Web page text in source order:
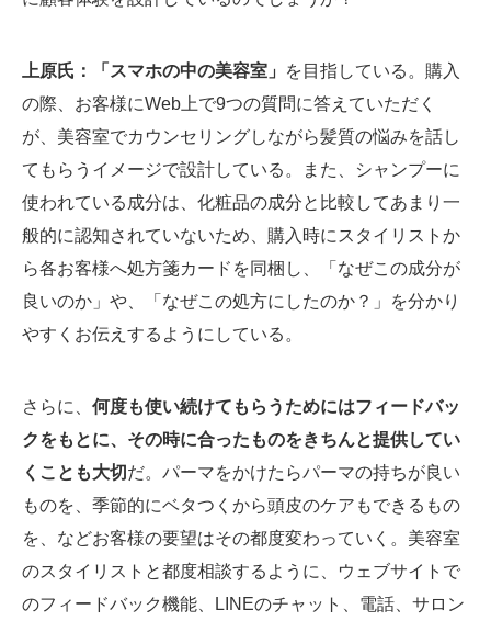
上原氏：「スマホの中の美容室」
を目指している。購入
の際、お客様にWeb上で9つの質問に答えていただく
が、美容室でカウンセリングしながら髪質の悩みを話し
てもらうイメージで設計している。また、シャンプーに
使われている成分は、化粧品の成分と比較してあまり一
般的に認知されていないため、購入時にスタイリストか
ら各お客様へ処方箋カードを同梱し、「なぜこの成分が
良いのか」や、「なぜこの処方にしたのか？」を分かり
やすくお伝えするようにしている。
さらに、 何度も使い続けてもらうためにはフィードバッ
クをもとに、その時に合ったものをきちんと提供してい
くことも大切 だ。パーマをかけたらパーマの持ちが良い
ものを、季節的にベタつくから頭皮のケアもできるもの
を、などお客様の要望はその都度変わっていく。美容室
のスタイリストと都度相談するように、ウェブサイトで
のフィードバック機能、LINEのチャット、電話、サロン